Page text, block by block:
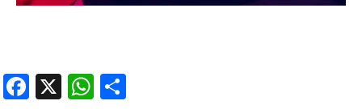
Facebook
X WhatsApp